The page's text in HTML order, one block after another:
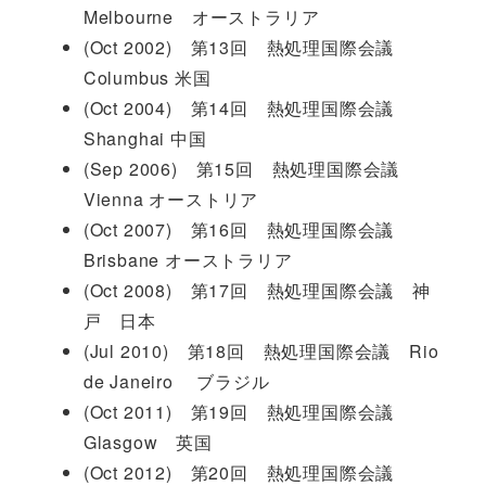
Melbourne オーストラリア
(Oct 2002) 第13回 熱処理国際会議
Columbus 米国
(Oct 2004) 第14回 熱処理国際会議
Shanghai 中国
(Sep 2006) 第15回 熱処理国際会議
Vienna オーストリア
(Oct 2007) 第16回 熱処理国際会議
Brisbane オーストラリア
(Oct 2008) 第17回 熱処理国際会議 神
戸 日本
(Jul 2010) 第18回 熱処理国際会議 Rio
de Janeiro ブラジル
(Oct 2011) 第19回 熱処理国際会議
Glasgow 英国
(Oct 2012) 第20回 熱処理国際会議